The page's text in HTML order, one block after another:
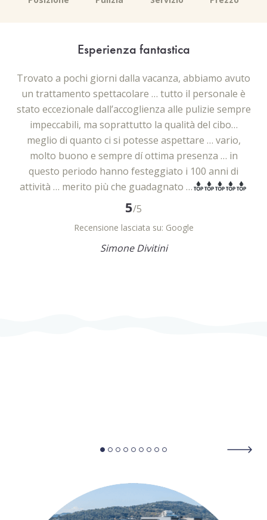
Esperienza fantastica
Trovato a pochi giorni dalla vacanza, abbiamo avuto
un trattamento spettacolare … tutto il personale è
stato eccezionale dall’accoglienza alle pulizie sempre
impeccabili, ma soprattutto la qualità del cibo…
meglio di quanto ci si potesse aspettare … vario,
molto buono e sempre dí ottima presenza … in
questo periodo hanno festeggiato i 100 anni di
attività … merito più che guadagnato …
5/5
Recensione lasciata su: Google
Simone Divitini